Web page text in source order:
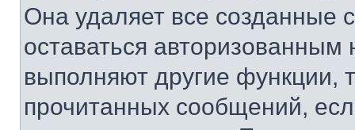
Она удаляет все созданные
оставаться
выполняют другие функции,
прочитанных сообщений,